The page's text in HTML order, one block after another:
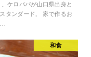
ケロパパが山口県出身と
タンダード。 家で作るお
和食